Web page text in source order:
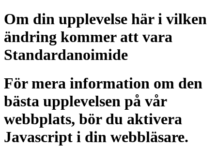
Om din upplevelse här i vilken
ändring kommer att vara
Standardanoimide
För mera information om den
bästa upplevelsen på vår
webbplats, bör du aktivera
Javascript i din webbläsare.